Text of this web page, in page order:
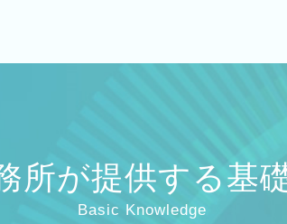
所が提供する基
Basic Knowledge